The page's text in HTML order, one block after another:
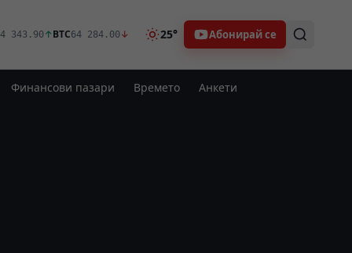
4 343.90↑BTC64 284.00↓ 25° Абонирай се
Финансови пазари Времето Анкети